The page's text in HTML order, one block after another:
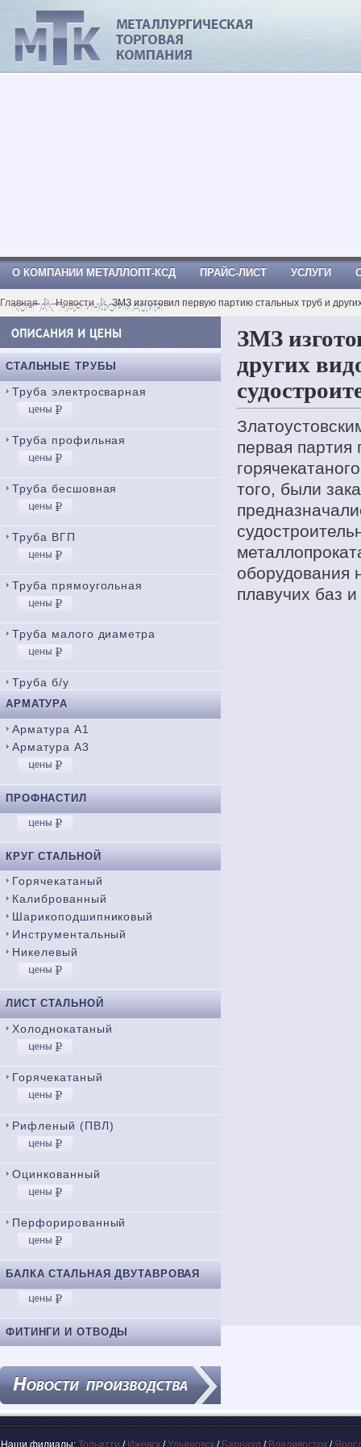
О КОМПАНИИ МЕТАЛЛОПТ-КСД ПРАЙС-ЛИСТ УСЛУГИ
КОНТАКТНАЯ ИНФОРМАЦИЯ
Главная Новости ЗМЗ изготовил первую партию стальных труб и
СТАЛЬНЫЕ ТРУБЫ
Труба электросварная
Труба профильная
Труба бесшовная
Труба ВГП
Труба прямоугольная
Труба малого диаметра
Труба б/у
АРМАТУРА
Арматура А1
Арматура А3
ПРОФНАСТИЛ
КРУГ СТАЛЬНОЙ
Горячекатаный
Калиброванный
Шарикоподшипниковый
Инструментальный
Никелевый
ЛИСТ СТАЛЬНОЙ
Холоднокатаный
Горячекатаный
Рифленый (ПВЛ)
Оцинкованный
Перфорированный
БАЛКА СТАЛЬНАЯ ДВУТАВРОВАЯ
ФИТИНГИ И ОТВОДЫ
ЗМЗ
других
первая партия
того, были
оборудования
плавучих баз
Наши филиалы:Тольятти / Ижевск /Ульяновск / Барнаул/ Владивосток/